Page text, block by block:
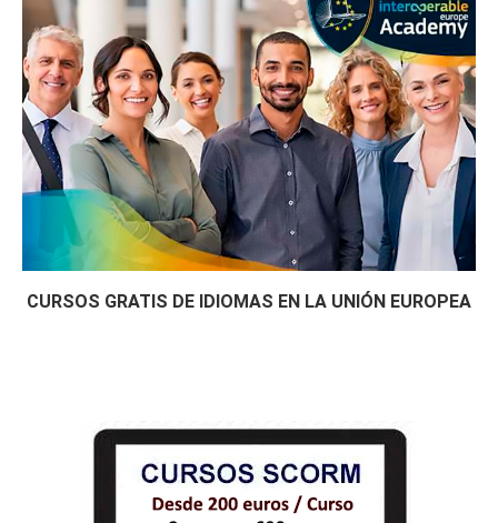
CURSOS GRATIS DE IDIOMAS EN LA UNIÓN EUROPEA